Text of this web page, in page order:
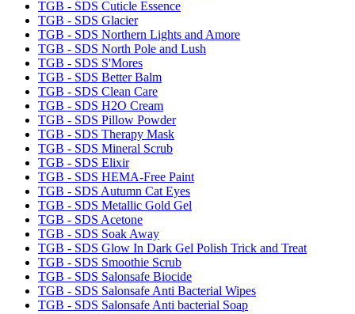
TGB - SDS Cuticle Essence
TGB - SDS Glacier
TGB - SDS Northern Lights and Amore
TGB - SDS North Pole and Lush
TGB - SDS S'Mores
TGB - SDS Better Balm
TGB - SDS Clean Care
TGB - SDS H2O Cream
TGB - SDS Pillow Powder
TGB - SDS Therapy Mask
TGB - SDS Mineral Scrub
TGB - SDS Elixir
TGB - SDS HEMA-Free Paint
TGB - SDS Autumn Cat Eyes
TGB - SDS Metallic Gold Gel
TGB - SDS Acetone
TGB - SDS Soak Away
TGB - SDS Glow In Dark Gel Polish Trick and Treat
TGB - SDS Smoothie Scrub
TGB - SDS Salonsafe Biocide
TGB - SDS Salonsafe Anti Bacterial Wipes
TGB - SDS Salonsafe Anti bacterial Soap